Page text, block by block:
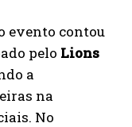
evento contou
pelo Lions
a
na
No